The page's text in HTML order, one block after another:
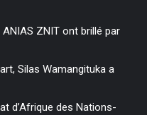
ANIAS ZNIT ont brillé par
Silas Wamangituka a
d’Afrique des Nations-